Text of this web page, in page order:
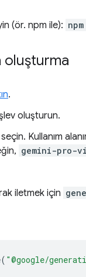
(ör. npm ile):
oluşturma
.
oluşturun.
Kullanım
gemini-pro-
iletmek için
( "@google/